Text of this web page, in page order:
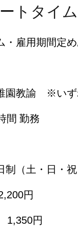
トタイ
雇用期間定め
教諭 ※いず
間 勤務
（土・日・祝
円
1,350円